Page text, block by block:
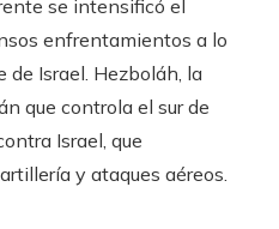
se intensificó el
enfrentamientos a lo
de Israel. Hezboláh, la
que controla el sur de
Israel, que
y ataques aéreos.